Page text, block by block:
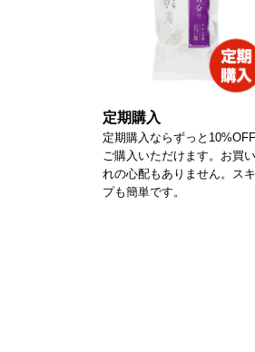
定期購入
定期購入ならずっと
ご購入いただけます。お買
れの心配もありません。ス
プも簡単です。